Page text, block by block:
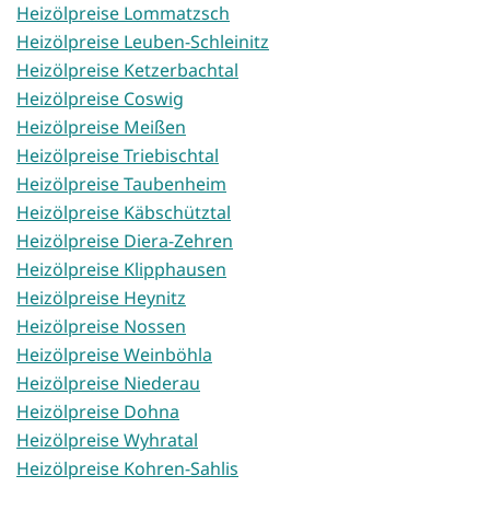
Heizölpreise Lommatzsch
Heizölpreise Leuben-Schleinitz
Heizölpreise Ketzerbachtal
Heizölpreise Coswig
Heizölpreise Meißen
Heizölpreise Triebischtal
Heizölpreise Taubenheim
Heizölpreise Käbschütztal
Heizölpreise Diera-Zehren
Heizölpreise Klipphausen
Heizölpreise Heynitz
Heizölpreise Nossen
Heizölpreise Weinböhla
Heizölpreise Niederau
Heizölpreise Dohna
Heizölpreise Wyhratal
Heizölpreise Kohren-Sahlis